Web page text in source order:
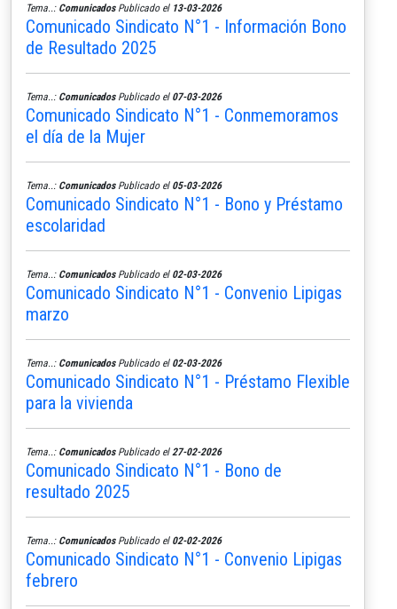
Tema..: ComunicadosPublicado el 13-03-2026
Comunicado Sindicato N°1 - Información Bono
de Resultado 2025
Tema..: ComunicadosPublicado el 07-03-2026
Comunicado Sindicato N°1 - Conmemoramos
el día de la Mujer
Tema..: ComunicadosPublicado el 05-03-2026
Comunicado Sindicato N°1 - Bono y Préstamo
escolaridad
Tema..: ComunicadosPublicado el 02-03-2026
Comunicado Sindicato N°1 - Convenio Lipigas
marzo
Tema..: ComunicadosPublicado el 02-03-2026
Comunicado Sindicato N°1 - Préstamo Flexible
para la vivienda
Tema..: ComunicadosPublicado el 27-02-2026
Comunicado Sindicato N°1 - Bono de
resultado 2025
Tema..: ComunicadosPublicado el 02-02-2026
Comunicado Sindicato N°1 - Convenio Lipigas
febrero